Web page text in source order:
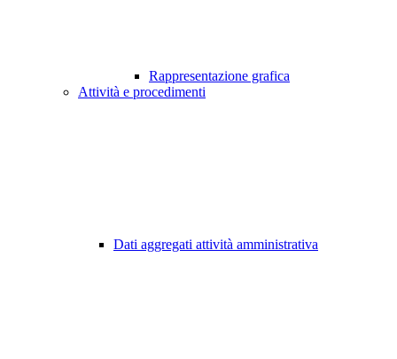
Rappresentazione grafica
Attività e procedimenti
Dati aggregati attività amministrativa